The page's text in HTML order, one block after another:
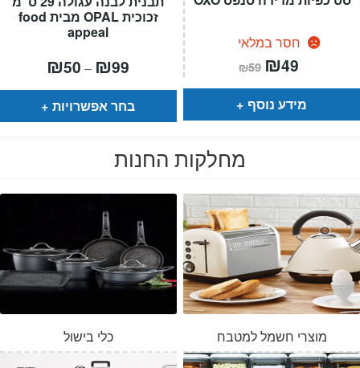
זכוכית OPAL מבית food
appeal
₪50 – ₪99
⁦₪50⁩
עד
בחר אפשרויות
חסר במלאי
₪59 המחיר
המקורי
היה:
₪59.
₪49
הוא:
מידע נוסף
מחלקות החנות
כלי בישול מוצרי חשמל למטבח